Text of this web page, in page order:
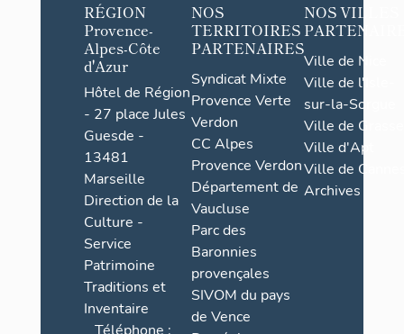
RÉGION
Provence-
Alpes-Côte
d'Azur
Hôtel de Région
- 27 place Jules
Guesde -
13481
Marseille
Direction de la
Culture -
Service
Patrimoine
Traditions et
Inventaire
NOS
TERRITOIRES
PARTENAIRES
Syndicat Mixte
Provence Verte
Verdon
CC Alpes
Provence Verdon
Département de
Vaucluse
Parc des
Baronnies
provençales
SIVOM du pays
de Vence
NOS VILLES
Ville de Nice
Ville de l'Isle-
sur-la-Sorgue
Ville de Grasse
Ville d'Apt
Ville de
Archives